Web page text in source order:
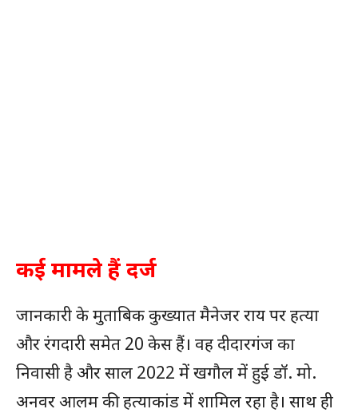
कई मामले हैं दर्ज
जानकारी के मुताबिक कुख्यात मैनेजर राय पर हत्या
और रंगदारी समेत 20 केस हैं। वह दीदारगंज का
निवासी है और साल 2022 में खगौल में हुई डॉ. मो.
अनवर आलम की हत्याकांड में शामिल रहा है। साथ ही